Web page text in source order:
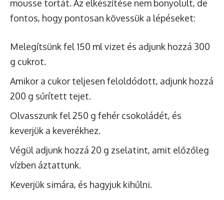
mousse tortát. Az elkészítése nem bonyolult, de
fontos, hogy pontosan kövessük a lépéseket:
Melegítsünk fel 150 ml vizet és adjunk hozzá 300
g cukrot.
Amikor a cukor teljesen feloldódott, adjunk hozzá
200 g sűrített tejet.
Olvasszunk fel 250 g fehér csokoládét, és
keverjük a keverékhez.
Végül adjunk hozzá 20 g zselatint, amit előzőleg
vízben áztattunk.
Keverjük simára, és hagyjuk kihűlni.